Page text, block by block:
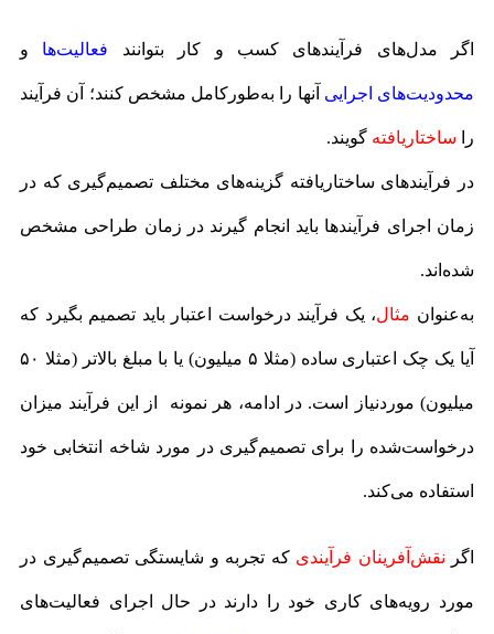
اگر مدل‌های فرآیندهای کسب‌ و کار بتوانند فعالیت‌ها و
محدودیت‌های اجرایی آنها را به‌طورکامل مشخص کنند؛ آن فرآیند
را ساختاریافته گویند.
در فرآیندهای ساختاریافته گزینه‌های مختلف تصمیم‌گیری‌ که در
زمان اجرای فرآیندها باید انجام گیرند در زمان طراحی مشخص
شده‌اند.
به‌عنوان مثال، یک فرآیند درخواست اعتبار باید تصمیم بگیرد که
آیا یک چک اعتباری ساده (مثلا ۵ میلیون) یا با مبلغ بالاتر (مثلا ۵۰
میلیون) موردنیاز است. در ادامه، هر نمونه از این فرآیند میزان
درخواست‌شده را برای تصمیم‌گیری در مورد شاخه انتخابی خود
استفاده می‌کند.
اگر نقش‌آفرینان فرآیندی که تجربه و شایستگی تصمیم‌گیری در
مورد رویه‌های کاری خود را دارند در حال اجرای فعالیت‌های